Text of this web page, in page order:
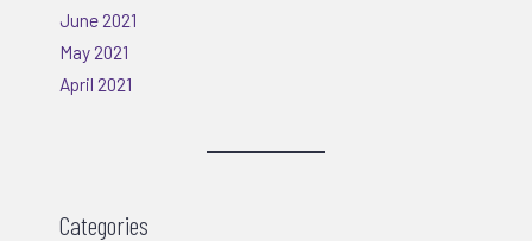
June 2021
May 2021
April 2021
Categories